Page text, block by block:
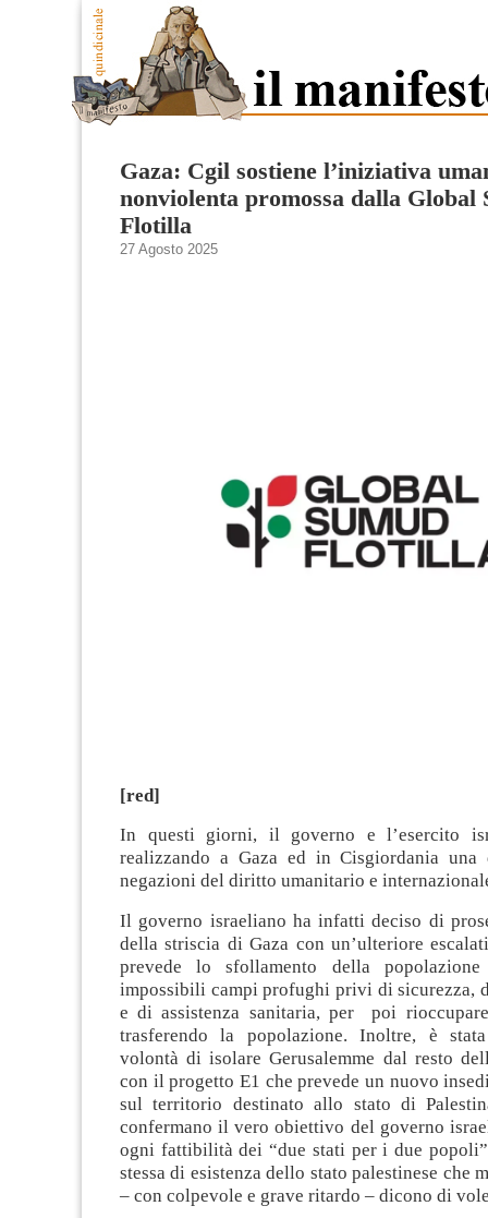
Gaza: Cgil sostiene l’iniziativa
nonviolenta promossa dalla Global
Flotilla
27 Agosto 2025
[red]
In questi giorni, il governo e l’esercito
realizzando a Gaza ed in Cisgiordania
negazioni del diritto umanitario e
Il governo israeliano ha infatti deciso di
della striscia di Gaza con un’ulteriore
prevede lo sfollamento della
impossibili campi profughi privi di sicurezza,
e di assistenza sanitaria, per poi
trasferendo la popolazione. Inoltre, è
volontà di isolare Gerusalemme dal resto
con il progetto E1 che prevede un nuovo
sul territorio destinato allo stato di
confermano il vero obiettivo del governo
ogni fattibilità dei “due stati per i due
stessa di esistenza dello stato palestinese che
– con colpevole e grave ritardo – dicono di